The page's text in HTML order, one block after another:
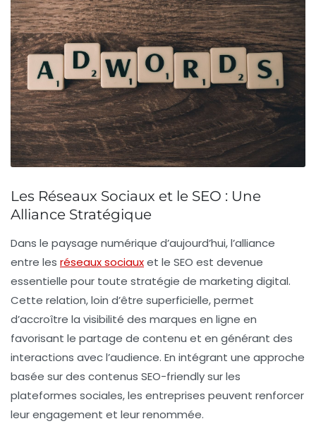
Les Réseaux Sociaux et le SEO : Une
Alliance Stratégique
Dans le paysage numérique d’aujourd’hui, l’alliance
entre les réseaux sociauxet le SEO est devenue
essentielle pour toute stratégie de marketing digital.
Cette relation, loin d’être superficielle, permet
d’accroître la visibilité des marques en ligne en
favorisant le partage de contenu et en générant des
interactions avec l’audience. En intégrant une approche
basée sur des contenus SEO-friendlysur les
plateformes sociales, les entreprises peuvent renforcer
leur engagement et leur renommée.